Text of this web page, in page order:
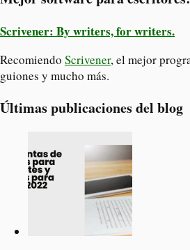
Scrivener: By writers, for writers.
Recomiendo Scrivener, el mejor
guiones y mucho más.
Últimas publicaciones del blog